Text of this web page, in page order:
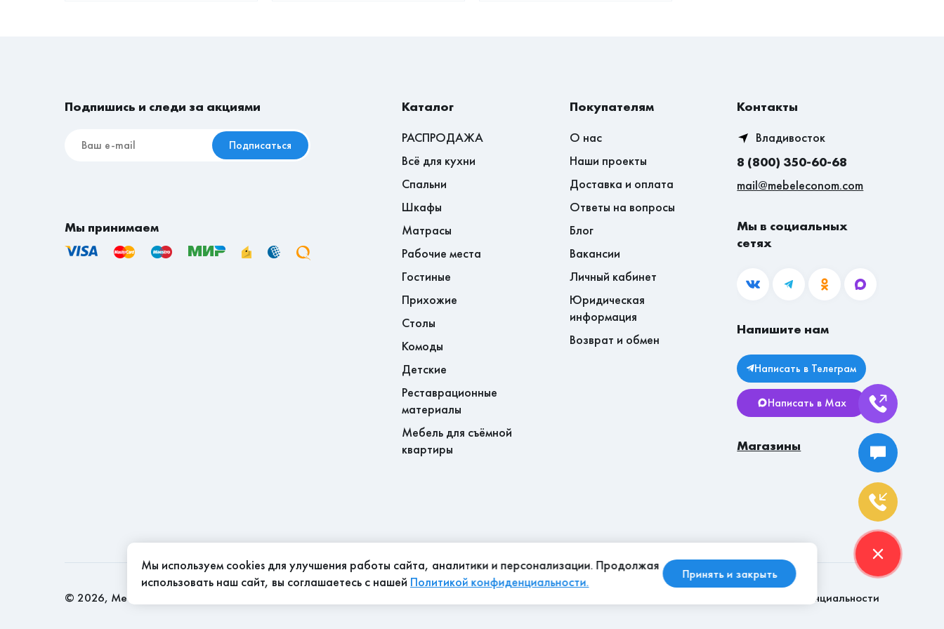
Подпишись и следи за акциями
Подписаться
Мы принимаем
Каталог
РАСПРОДАЖА
Всё для кухни
Спальни
Шкафы
Матрасы
Рабочие места
Гостиные
Прихожие
Столы
Комоды
Детские
Реставрационные
материалы
Мебель для съёмной
квартиры
Покупателям
О нас
Наши проекты
Доставка и оплата
Ответы на вопросы
Блог
Вакансии
Личный кабинет
Юридическая
информация
Возврат и обмен
Контакты
Владивосток
8 (800) 350-60-68
mail@mebeleconom.com
Мы в социальных
сетях
Напишите нам
Написать в Телеграм
Написать в Max
Магазины
© 2026, Мебель Эконом - качество доступно Политика конфиденциальности
Мы используем cookies для улучшения работы сайта, аналитики и персонализации. Продолжая
использовать наш сайт, вы соглашаетесь с нашей Политикой конфиденциальности. Принять и закрыть